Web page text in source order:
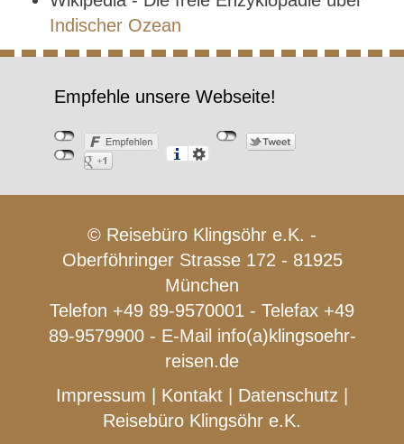
Indischer Ozean
Empfehle unsere Webseite!
© Reisebüro Klingsöhr e.K. -
Oberföhringer Strasse 172 - 81925
München
Telefon +49 89-9570001 - Telefax +49
89-9579900 - E-Mail info(a)klingsoehr-
reisen.de
Impressum
Kontakt Datenschutz
Reisebüro Klingsöhr e.K.